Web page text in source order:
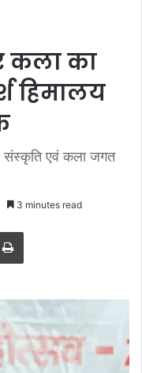
कला का
हिमालय
संस्कृति एवं कला जगत
3 minutes read